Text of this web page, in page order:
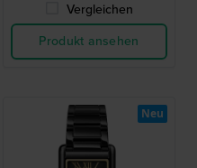
Vergleichen
Produkt ansehen
Neu